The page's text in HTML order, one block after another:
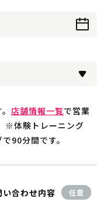
。店舗情報一覧で営業
※体験トレーニング
90分間です。
合わせ内容 任意